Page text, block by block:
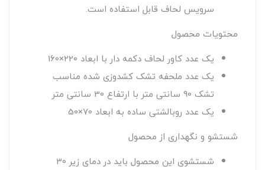
سرویس لحاف قابل استفاده است.
محتویات محصول
یک عدد کاور لحاف دکمه دار با ابعاد 220×160
یک عدد ملحفه تشک کشدوزی شده مناسب
تشک 90 سانتی متر با ارتفاع 30 سانتی متر
یک عدد روبالشتی ساده به ابعاد 70×50
شستشو و نگهداری از محصول
شستشوی این محصول باید در دمای زیر 30